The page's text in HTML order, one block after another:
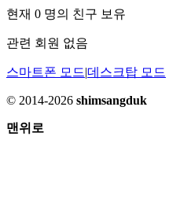
현재 0 명의 친구 보유
관련 회원 없음
스마트폰 모드|데스크탑 모드
© 2014-2026 shimsangduk
맨위로